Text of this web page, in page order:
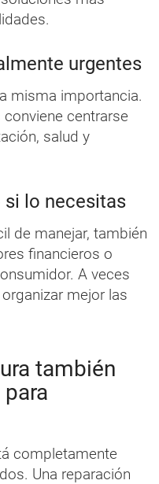
urgentes
misma importancia.
centrarse
salud y
si lo necesitas
de manejar, también
financieros o
A veces
mejor las
también
completamente
Una reparación